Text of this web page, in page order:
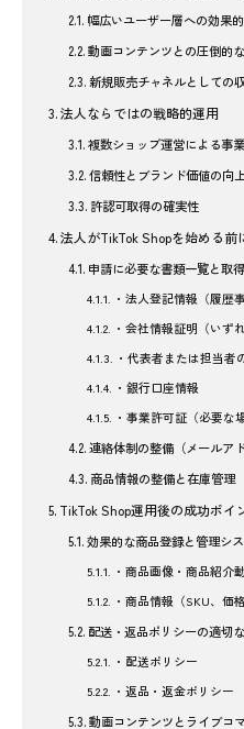
幅広いユーザー層への効果
動画コンテンツとの圧倒的
新規販売チャネルとしての
法人ならではの戦略的運用
複数ショップ運営による事
信頼性とブランド価値の向
許認可取得の確実性
法人がTikTok Shopを始める前
申請に必要な書類一覧と取
・法人登記情報（履歴
・会社情報証明（いずれ
・代表者または担当者
・銀行口座情報
・事業許可証（必要な
連絡体制の整備（メールア
商品情報の整備と在庫管理
TikTok Shop運用後の成功ポイ
効果的な商品登録と管理シ
・商品画像・商品紹介
・商品情報（SKU、価
配送・返品ポリシーの適切
・配送ポリシー
・返品・返金ポリシー
動画コンテンツとライブコ